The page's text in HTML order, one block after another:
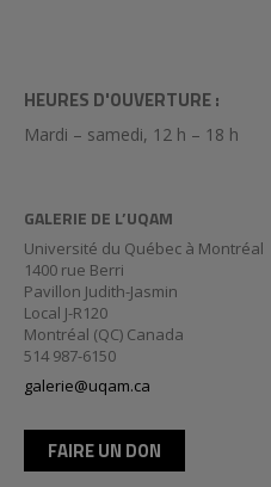
HEURES D'OUVERTURE :
Mardi – samedi, 12 h – 18 h
GALERIE DE L’UQAM
Université du Québec à Montréal
1400 rue Berri
Pavillon Judith-Jasmin
Local J-R120
Montréal (QC) Canada
514 987-6150
galerie@uqam.ca
FAIRE UN DON